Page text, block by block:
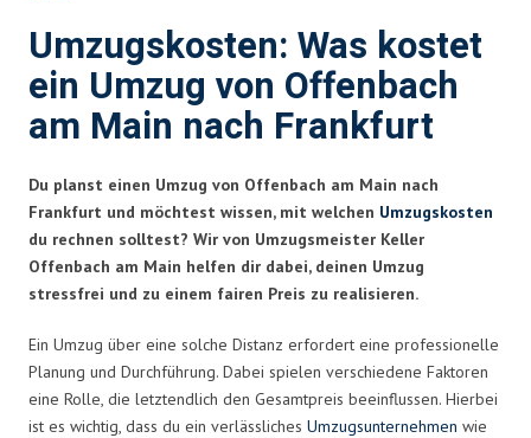
Umzugskosten: Was kostet
ein Umzug von Offenbach
am Main nach Frankfurt
Du planst einen Umzug von Offenbach am Main nach
Frankfurt und möchtest wissen, mit welchen Umzugskosten
du rechnen solltest? Wir von Umzugsmeister Keller
Offenbach am Main helfen dir dabei, deinen Umzug
stressfrei und zu einem fairen Preis zu realisieren.
Ein Umzug über eine solche Distanz erfordert eine professionelle
Planung und Durchführung. Dabei spielen verschiedene Faktoren
eine Rolle, die letztendlich den Gesamtpreis beeinflussen. Hierbei
ist es wichtig, dass du ein verlässliches Umzugsunternehmen wie